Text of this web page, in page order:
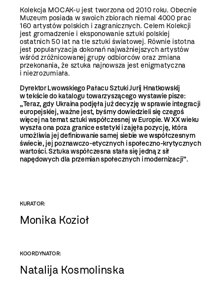
Kolekcja MOCAK-u jest tworzona od 2010 roku. Obecnie
Muzeum posiada w swoich zbiorach niemal 4000 prac
160 artystów polskich i zagranicznych. Celem Kolekcji
jest gromadzenie i eksponowanie sztuki polskiej
ostatnich 50 lat na tle sztuki światowej. Równie istotna
jest popularyzacja dokonań najważniejszych artystów
wśród zróżnicowanej grupy odbiorców oraz zmiana
przekonania, że sztuka najnowsza jest enigmatyczna
i niezrozumiała.
Dyrektor Lwowskiego Pałacu Sztuki Jurij Hnatkowskij
w tekście do katalogu towarzyszącego wystawie pisze:
„Teraz, gdy Ukraina podjęła już decyzję w sprawie integracji
europejskiej, ważne jest, byśmy dowiedzieli się czegoś
więcej na temat sztuki współczesnej w Europie. W XX wieku
wyszła ona poza granice estetyki i zajęła pozycję, która
umożliwia jej definiowanie samej siebie we współczesnym
świecie, jej poznawczo-etycznych i społeczno-krytycznych
wartości. Sztuka współczesna stała się jedną z sił
napędowych dla przemian społecznych i modernizacji”.
KURATOR:
Monika Kozioł
KOORDYNATOR:
Natalija Kosmolinska